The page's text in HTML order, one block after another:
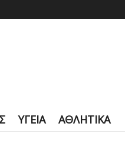
ΥΓΕΙΑ ΑΘΛΗΤΙΚΑ